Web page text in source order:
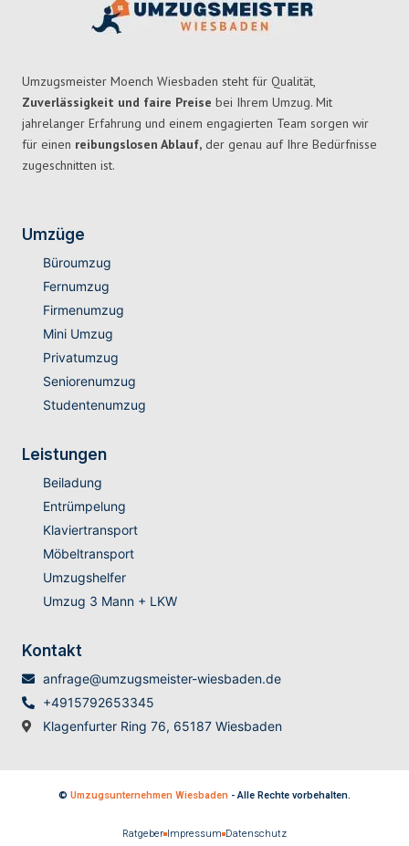
Umzugsmeister Moench Wiesbaden steht für Qualität,
Zuverlässigkeit und faire Preise bei Ihrem Umzug. Mit
jahrelanger Erfahrung und einem engagierten Team sorgen wir
für einen reibungslosen Ablauf, der genau auf Ihre Bedürfnisse
zugeschnitten ist.
Umzüge
Büroumzug
Fernumzug
Firmenumzug
Mini Umzug
Privatumzug
Seniorenumzug
Studentenumzug
Leistungen
Beiladung
Entrümpelung
Klaviertransport
Möbeltransport
Umzugshelfer
Umzug 3 Mann + LKW
Kontakt
anfrage@umzugsmeister-wiesbaden.de
+4915792653345
Klagenfurter Ring 76, 65187 Wiesbaden
© Umzugsunternehmen Wiesbaden - Alle Rechte vorbehalten.
Ratgeber Impressum Datenschutz